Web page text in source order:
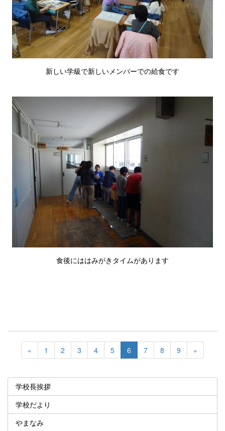
新しい学級で新しいメンバーでの給食です
食後にははみがきタイムがあります
« 1 2 3 4 5 6 7 8 9 »
学校長挨拶
学校だより
やまなみ